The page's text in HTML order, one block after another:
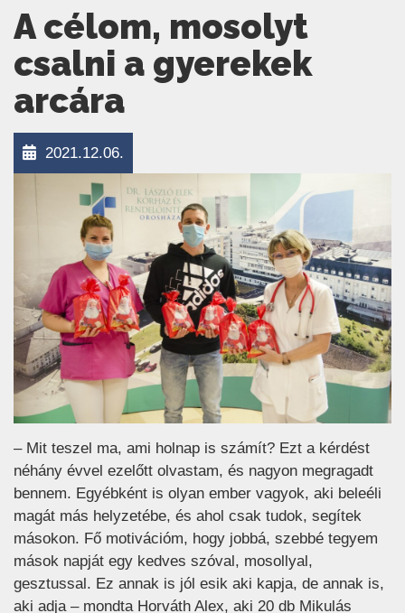
A célom, mosolyt
csalni a gyerekek
arcára
2021.12.06.
– Mit teszel ma, ami holnap is számít? Ezt a kérdést
néhány évvel ezelőtt olvastam, és nagyon megragadt
bennem. Egyébként is olyan ember vagyok, aki beleéli
magát más helyzetébe, és ahol csak tudok, segítek
másokon. Fő motivációm, hogy jobbá, szebbé tegyem
mások napját egy kedves szóval, mosollyal,
gesztussal. Ez annak is jól esik aki kapja, de annak is,
aki adja – mondta Horváth Alex, aki 20 db Mikulás